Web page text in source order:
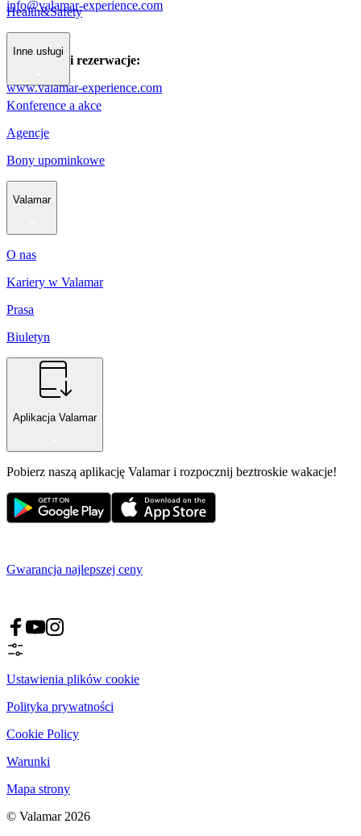
info@valamar-experience.com
Informacje i rezerwacje:
www.valamar-experience.com
Health&Safety
Inne usługi
Konference a akce
Agencje
Bony upominkowe
Valamar
O nas
Kariery w Valamar
Prasa
Biuletyn
Aplikacja Valamar
Pobierz naszą aplikację Valamar i rozpocznij beztroskie wakacje!
Gwarancja najlepszej ceny
Ustawienia plików cookie
Polityka prywatności
Cookie Policy
Warunki
Mapa strony
© Valamar 2026